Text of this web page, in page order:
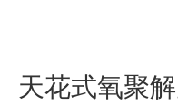
天花式氧聚